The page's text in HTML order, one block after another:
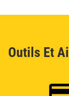
Outils Et